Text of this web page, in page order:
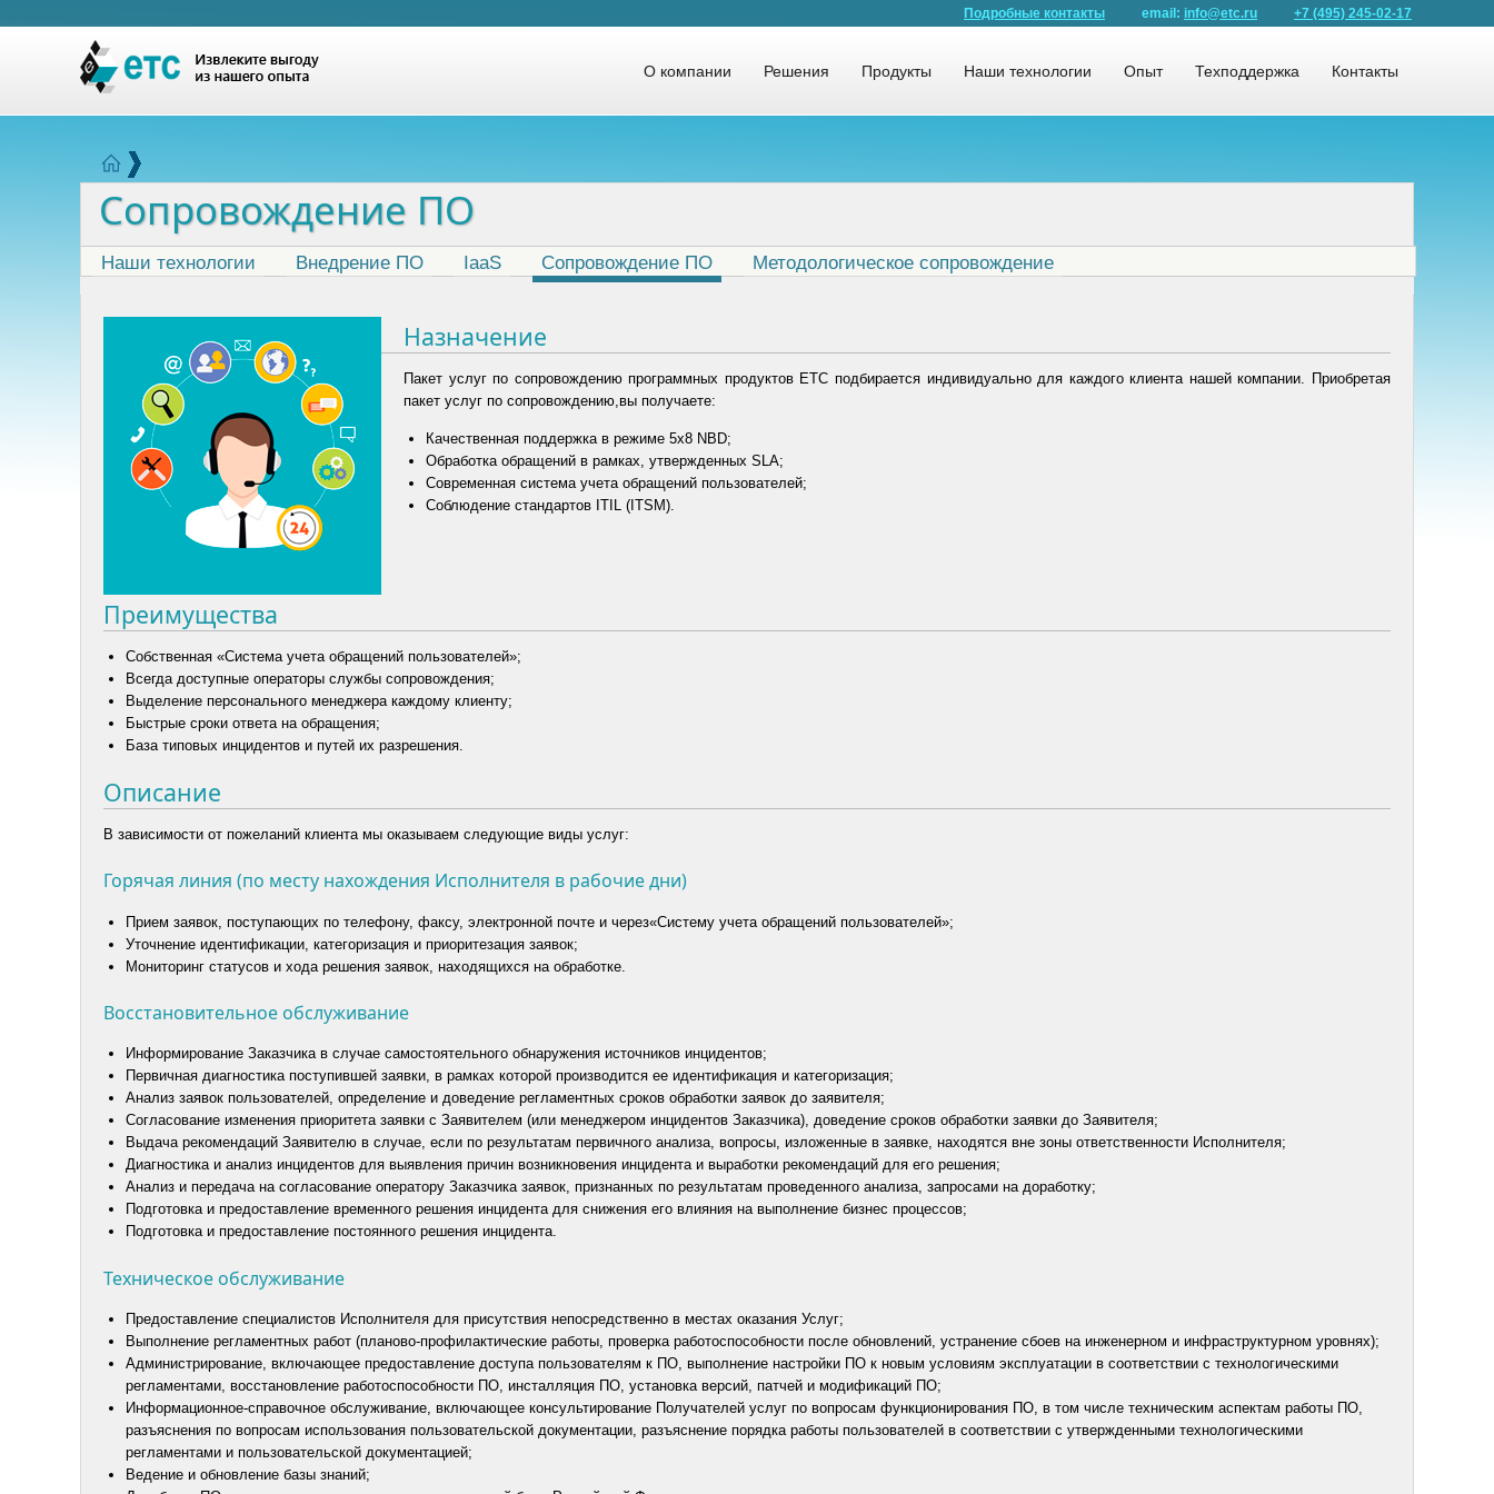
Подробные контакты email: info@etc.ru +7 (495) 245-02-17
О компании Решения Продукты Наши технологии Опыт Техподдержка Контакты
Сопровождение ПО
Наши технологии Внедрение ПО IaaS Сопровождение ПО Методологическое сопровождение
Назначение
Пакет услуг по сопровождению программных продуктов ЕТС подбирается индивидуально для каждого клиента нашей компании. Приобретая
пакет услуг по сопровождению,вы получаете:
Качественная поддержка в режиме 5х8 NBD;
Обработка обращений в рамках, утвержденных SLA;
Современная система учета обращений пользователей;
Соблюдение стандартов ITIL (ITSM).
Преимущества
Собственная «Система учета обращений пользователей»;
Всегда доступные операторы службы сопровождения;
Выделение персонального менеджера каждому клиенту;
Быстрые сроки ответа на обращения;
База типовых инцидентов и путей их разрешения.
Описание
В зависимости от пожеланий клиента мы оказываем следующие виды услуг:
Горячая линия (по месту нахождения Исполнителя в рабочие дни)
Прием заявок, поступающих по телефону, факсу, электронной почте и через«Систему учета обращений пользователей»;
Уточнение идентификации, категоризация и приоритезация заявок;
Мониторинг статусов и хода решения заявок, находящихся на обработке.
Восстановительное обслуживание
Информирование Заказчика в случае самостоятельного обнаружения источников инцидентов;
Первичная диагностика поступившей заявки, в рамках которой производится ее идентификация и категоризация;
Анализ заявок пользователей, определение и доведение регламентных сроков обработки заявок до заявителя;
Согласование изменения приоритета заявки с Заявителем (или менеджером инцидентов Заказчика), доведение сроков обработки заявки до Заявителя;
Выдача рекомендаций Заявителю в случае, если по результатам первичного анализа, вопросы, изложенные в заявке, находятся вне зоны ответственности Исполнителя;
Диагностика и анализ инцидентов для выявления причин возникновения инцидента и выработки рекомендаций для его решения;
Анализ и передача на согласование оператору Заказчика заявок, признанных по результатам проведенного анализа, запросами на доработку;
Подготовка и предоставление временного решения инцидента для снижения его влияния на выполнение бизнес процессов;
Подготовка и предоставление постоянного решения инцидента.
Техническое обслуживание
Предоставление специалистов Исполнителя для присутствия непосредственно в местах оказания Услуг;
Выполнение регламентных работ (планово-профилактические работы, проверка работоспособности после обновлений, устранение сбоев на инженерном и инфраструктурном уровнях);
Администрирование, включающее предоставление доступа пользователям к ПО, выполнение настройки ПО к новым условиям эксплуатации в соответствии с технологическими
регламентами, восстановление работоспособности ПО, инсталляция ПО, установка версий, патчей и модификаций ПО;
Информационное-справочное обслуживание, включающее консультирование Получателей услуг по вопросам функционирования ПО, в том числе техническим аспектам работы ПО,
разъяснения по вопросам использования пользовательской документации, разъяснение порядка работы пользователей в соответствии с утвержденными технологическими
регламентами и пользовательской документацией;
Ведение и обновление базы знаний;